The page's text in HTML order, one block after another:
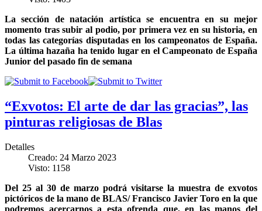
La sección de natación artística se encuentra en su mejor
momento tras subir al podio, por primera vez en su historia, en
todas las categorías disputadas en los campeonatos de España.
La última hazaña ha tenido lugar en el Campeonato de España
Junior del pasado fin de semana
“Exvotos: El arte de dar las gracias”, las
pinturas religiosas de Blas
Detalles
Creado: 24 Marzo 2023
Visto: 1158
Del 25 al 30 de marzo podrá visitarse la muestra de exvotos
pictóricos de la mano de BLAS/ Francisco Javier Toro en la que
podremos acercarnos a esta ofrenda que, en las manos del